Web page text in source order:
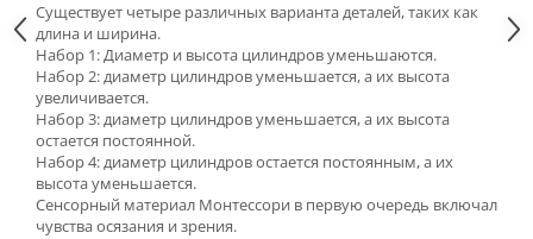
Существует четыре различных варианта деталей, таких как
длина и ширина.
Набор 1: Диаметр и высота цилиндров уменьшаются.
Набор 2: диаметр цилиндров уменьшается, а их высота
увеличивается.
Набор 3: диаметр цилиндров уменьшается, а их высота
остается постоянной.
Набор 4: диаметр цилиндров остается постоянным, а их
высота уменьшается.
Сенсорный материал Монтессори в первую очередь включал
чувства осязания и зрения.